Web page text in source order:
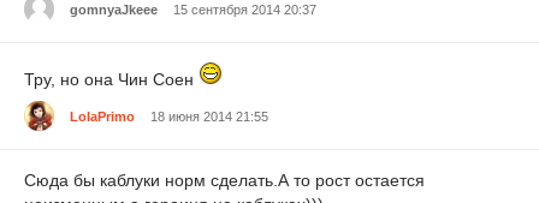
gomnyaJkeee 15 сентября 2014 20:37
Тру, но она Чин Соен
LolaPrimo 18 июня 2014 21:55
Сюда бы каблуки норм сделать.А то рост остается